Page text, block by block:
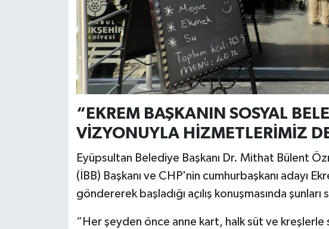
“EKREM BAŞKANIN SOSYAL
VİZYONUYLA HİZMETLERİMİZ
Eyüpsultan Belediye Başkanı Dr. Mithat Bülent
(İBB) Başkanı ve CHP'nin cumhurbaşkanı adayı
göndererek başladığı açılış konuşmasında şunları
“Her şeyden önce anne kart, halk süt ve